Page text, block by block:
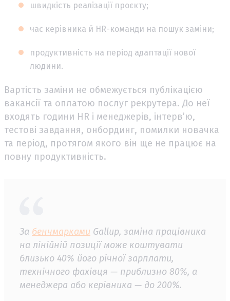
швидкість реалізації проєкту;
час керівника й HR-команди на пошук заміни;
продуктивність на період адаптації нової
людини.
Вартість заміни не обмежується публікацією
вакансії та оплатою послуг рекрутера. До неї
входять години HR і менеджерів, інтерв’ю,
тестові завдання, онбординг, помилки новачка
та період, протягом якого він ще не працює на
повну продуктивність.
За бенчмарками Gallup, заміна працівника
на лінійній позиції може коштувати
близько 40% його річної зарплати,
технічного фахівця — приблизно 80%, а
менеджера або керівника — до 200%.